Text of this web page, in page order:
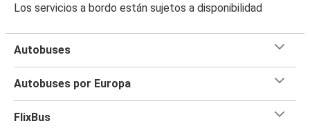
Los servicios a bordo están sujetos a disponibilidad
Autobuses
Autobuses por Europa
FlixBus